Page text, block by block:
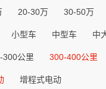
20-30万 30-50万
小型车 中型车 中
300公里 300-400公里
增程式电动